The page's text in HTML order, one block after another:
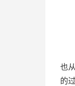
也
的